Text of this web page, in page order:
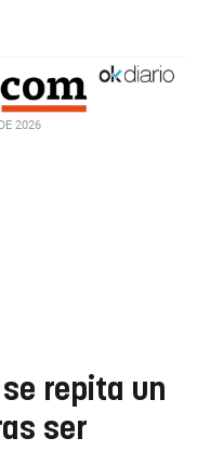
2026
se repita un
ser